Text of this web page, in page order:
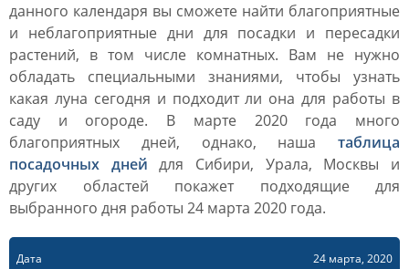
данного календаря вы сможете найти благоприятные
и неблагоприятные дни для посадки и пересадки
растений, в том числе комнатных. Вам не нужно
обладать специальными знаниями, чтобы узнать
какая луна сегодня и подходит ли она для работы в
саду и огороде. В марте 2020 года много
благоприятных дней, однако, наша таблица
посадочных дней для Сибири, Урала, Москвы и
других областей покажет подходящие для
выбранного дня работы 24 марта 2020 года.
Дата
24 марта, 2020